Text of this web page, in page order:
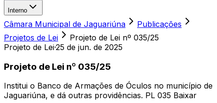
Interno
Câmara Municipal de Jaguariúna
Publicações
Projetos de Lei
Projeto de Lei nº 035/25
Projeto de Lei·25 de jun. de 2025
Projeto de Lei nº 035/25
Institui o Banco de Armações de Óculos no município de
Jaguariúna, e dá outras providências. PL 035 Baixar